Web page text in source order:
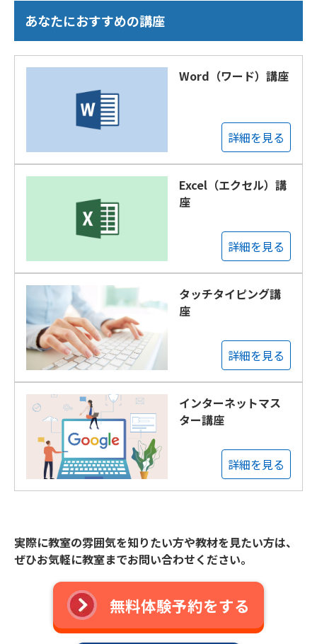
あなたにおすすめの講座
Word（ワード）講座
詳細を見る
Excel（エクセル）講
座
詳細を見る
タッチタイピング講
座
詳細を見る
インターネットマス
ター講座
詳細を見る
実際に教室の雰囲気を知りたい方や教材を見たい方は、
ぜひお気軽に教室までお問い合わせください。
無料体験予約をする